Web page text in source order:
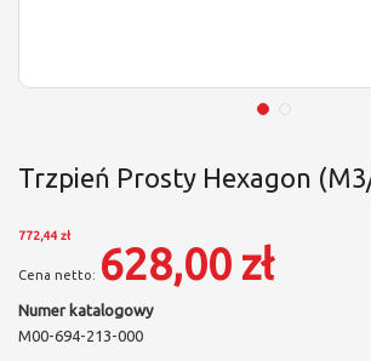
Trzpień Prosty Hexagon
772,44 zł
628,00 zł
Numer katalogowy
M00-694-213-000